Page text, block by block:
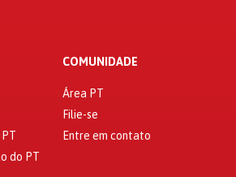
do PT
COMUNIDADE
Área PT
Filie-se
Entre em contato